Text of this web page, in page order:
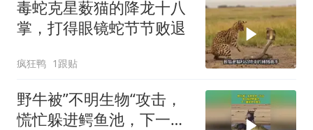
毒蛇克星薮猫的降龙十八
掌，打得眼镜蛇节节败退
疯狂鸭 1跟贴
野牛被”不明生物“攻击，
慌忙躲进鳄鱼池，下一幕